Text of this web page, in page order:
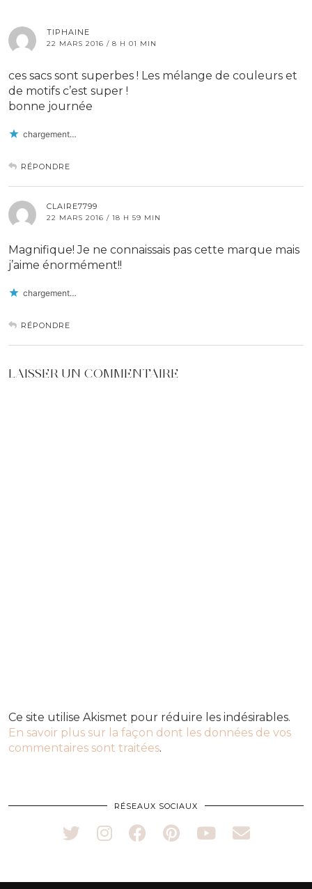
TIPHAINE
22 MARS 2016 / 8 H 01 MIN
ces sacs sont superbes ! Les mélange de couleurs et
de motifs c’est super !
bonne journée
chargement…
RÉPONDRE
CLAIRE7799
22 MARS 2016 / 18 H 59 MIN
Magnifique! Je ne connaissais pas cette marque mais
j’aime énormément!!
chargement…
RÉPONDRE
LAISSER UN COMMENTAIRE
Ce site utilise Akismet pour réduire les indésirables.
En savoir plus sur la façon dont les données de vos
commentaires sont traitées.
RÉSEAUX SOCIAUX